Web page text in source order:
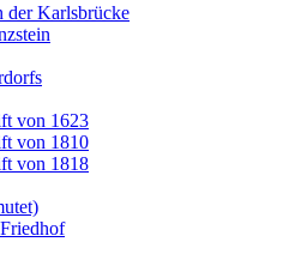
der Karlsbrücke
von 1623
von 1810
von 1818